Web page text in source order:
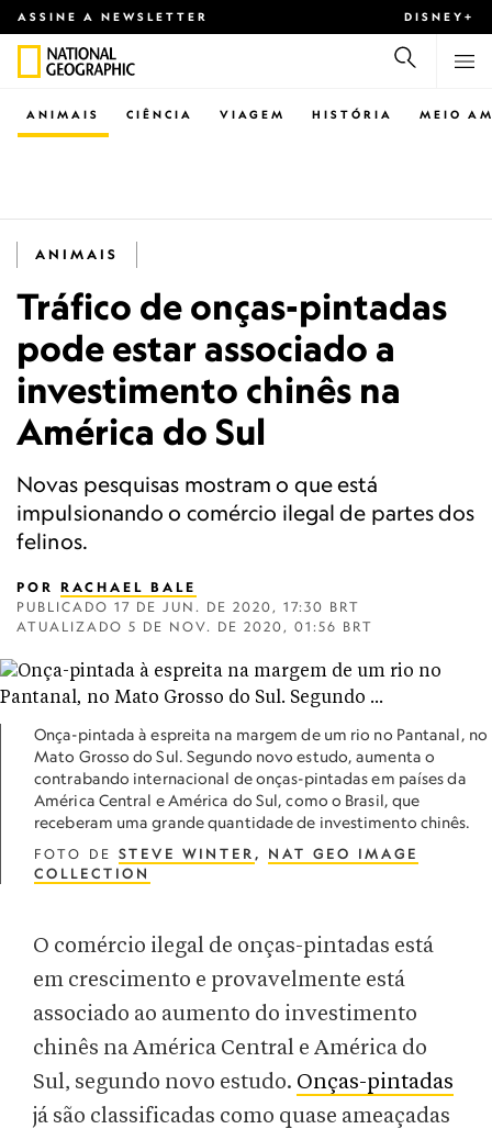
ASSINE A NEWSLETTER DISNEY+
CIÊNCIA VIAGEM
ANIMAIS HISTÓRIA MEIO
ANIMAIS
Tráfico de onças-pintadas
pode estar associado a
investimento chinês na
América do Sul
Novas pesquisas mostram o que está
impulsionando o comércio ilegal de partes dos
felinos.
POR RACHAEL BALE
PUBLICADO 17 DE JUN. DE 2020, 17:30 BRT
ATUALIZADO 5 DE NOV. DE 2020, 01:56 BRT
Onça-pintada à espreita na margem de um rio no Pantanal, no
Mato Grosso do Sul. Segundo novo estudo, aumenta o
contrabando internacional de onças-pintadas em países da
América Central e América do Sul, como o Brasil, que
receberam uma grande quantidade de investimento chinês.
FOTO DE STEVE WINTER , NAT GEO IMAGE
COLLECTION
O comércio ilegal de onças-pintadas está
em crescimento e provavelmente está
associado ao aumento do investimento
chinês na América Central e América do
Sul, segundo novo estudo. Onças-pintadas
já são classificadas como quase ameaçadas